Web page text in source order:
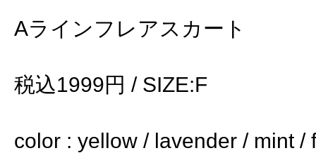
Aラインフレアスカート
税込1999円 / SIZE:F
color : yellow / lavender / mint /